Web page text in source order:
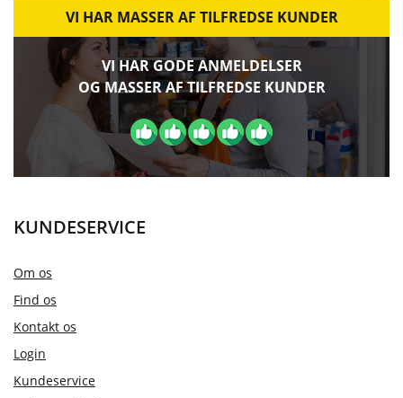
VI HAR MASSER AF TILFREDSE KUNDER
VI HAR GODE ANMELDELSER
OG MASSER AF TILFREDSE KUNDER
KUNDESERVICE
Om os
Find os
Kontakt os
Login
Kundeservice